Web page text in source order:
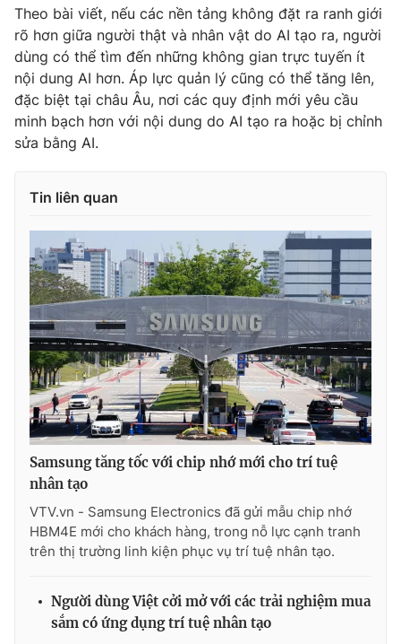
Theo bài viết, nếu các nền tảng không đặt ra ranh giới
rõ hơn giữa người thật và nhân vật do AI tạo ra, người
dùng có thể tìm đến những không gian trực tuyến ít
nội dung AI hơn. Áp lực quản lý cũng có thể tăng lên,
đặc biệt tại châu Âu, nơi các quy định mới yêu cầu
minh bạch hơn với nội dung do AI tạo ra hoặc bị chỉnh
sửa bằng AI.
Tin liên quan
Samsung tăng tốc với chip nhớ mới cho trí tuệ
nhân tạo
VTV.vn - Samsung Electronics đã gửi mẫu chip nhớ
HBM4E mới cho khách hàng, trong nỗ lực cạnh tranh
trên thị trường linh kiện phục vụ trí tuệ nhân tạo.
Người dùng Việt cởi mở với các trải nghiệm mua
sắm có ứng dụng trí tuệ nhân tạo